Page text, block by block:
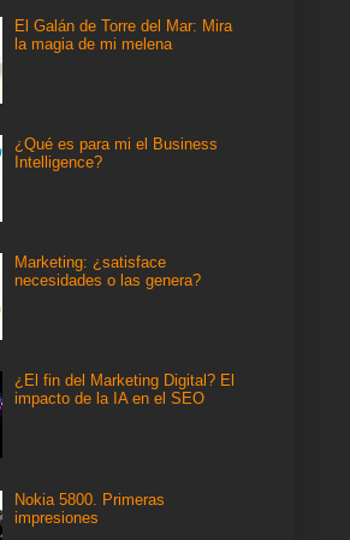
El Galán de Torre del Mar: Mira
la magia de mi melena
¿Qué es para mi el Business
Intelligence?
Marketing: ¿satisface
necesidades o las genera?
¿El fin del Marketing Digital? El
impacto de la IA en el SEO
Nokia 5800. Primeras
impresiones